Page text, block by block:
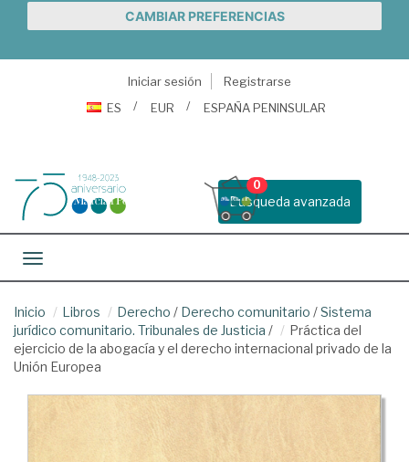
CAMBIAR PREFERENCIAS
Iniciar sesión
Registrarse
ES
EUR ESPAÑA PENINSULAR
Busqueda avanzada
0
Toggle navigation
Inicio Libros Derecho / Derecho comunitario /Sistema
jurídico comunitario. Tribunales de Justicia /
Práctica del
ejercicio de la abogacía y el derecho internacional privado de la
Unión Europea